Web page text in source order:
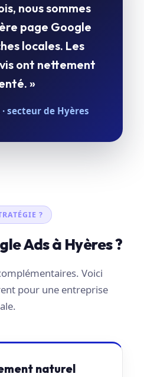
nous sommes
page Google
locales. Les
ont nettement
»
secteur de Hyères
?
Ads à Hyères ?
Voici
pour une entreprise
naturel